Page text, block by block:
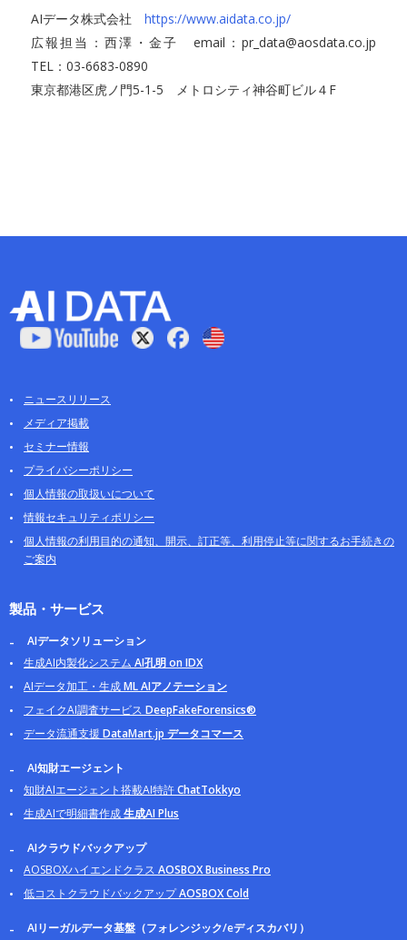
AIデータ株式会社 https://www.aidata.co.jp/
広報担当：西澤・金子 email：pr_data@aosdata.co.jp
TEL：03-6683-0890
東京都港区虎ノ門5-1-5 メトロシティ神谷町ビル４F
ニュースリリース
メディア掲載
セミナー情報
プライバシーポリシー
個人情報の取扱いについて
情報セキュリティポリシー
個人情報の利用目的の通知、開示、訂正等、利用停止等に関するお手続きの
ご案内
製品・サービス
AIデータソリューション
生成AI内製化システム AI孔明 on IDX
AIデータ加工・生成ML AIアノテーション
フェイクAI調査サービス DeepFakeForensics®
データ流通支援DataMart.jp データコマース
AI知財エージェント
知財AIエージェント搭載AI特許ChatTokkyo
生成AIで明細書作成生成AI Plus
AIクラウドバックアップ
AOSBOXハイエンドクラス AOSBOX Business Pro
低コストクラウドバックアップAOSBOX Cold
AIリーガルデータ基盤（フォレンジック/eディスカバリ）